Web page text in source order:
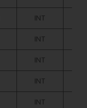
INT
INT
INT
INT
INT